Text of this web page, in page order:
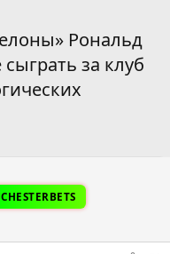
Рональд
за клуб
CHESTERBETS